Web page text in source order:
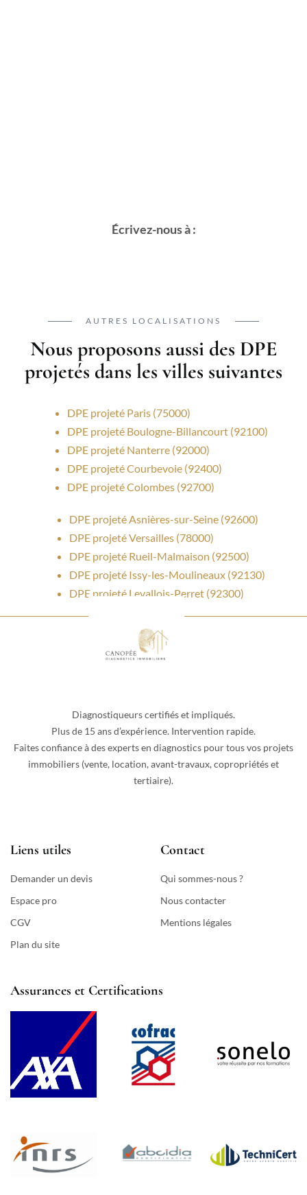
Écrivez-nous à :
AUTRES LOCALISATIONS
Nous proposons aussi des DPE
projetés dans les villes suivantes
DPE projeté Paris (75000)
DPE projeté Boulogne-Billancourt (92100)
DPE projeté Nanterre (92000)
DPE projeté Courbevoie (92400)
DPE projeté Colombes (92700)
DPE projeté Asnières-sur-Seine (92600)
DPE projeté Versailles (78000)
DPE projeté Rueil-Malmaison (92500)
DPE projeté Issy-les-Moulineaux (92130)
DPE projeté Levallois-Perret (92300)
Diagnostiqueurs certifiés et impliqués.
Plus de 15 ans d’expérience. Intervention rapide.
Faites confiance à des experts en diagnostics pour tous vos projets
immobiliers (vente, location, avant-travaux, copropriétés et
tertiaire).
Liens utiles
Demander un devis
Espace pro
CGV
Plan du site
Contact
Qui sommes-nous ?
Nous contacter
Mentions légales
Assurances et Certifications